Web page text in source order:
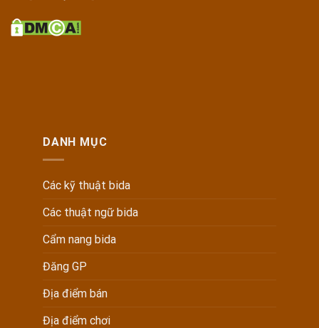
DANH MỤC
Các kỹ thuật bida
Các thuật ngữ bida
Cẩm nang bida
Đăng GP
Địa điểm bán
Địa điểm chơi